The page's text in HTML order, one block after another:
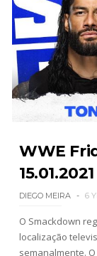
WWE
DIEGO MEIRA 6
O Smackdown
localização
semanalmente. O